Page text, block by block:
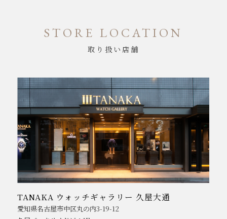
STORE LOCATION
取り扱い店舗
TANAKA ウォッチギャラリー 久屋大通
愛知県名古屋市中区丸の内3-19-12